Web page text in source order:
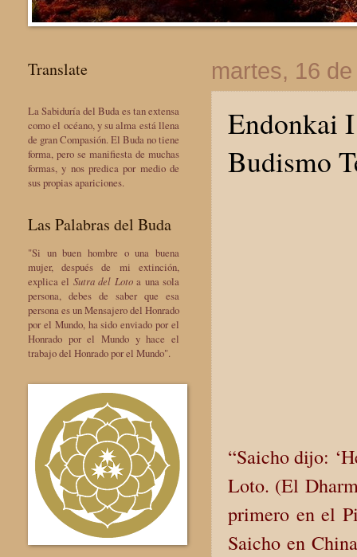
martes, 16
Endonkai
Budismo
“Saicho dijo:
Loto. (El
primero en el
Saicho en
Translate
La Sabiduría del Buda es tan extensa
como el océano, y su alma está llena
de gran Compasión. El Buda no tiene
forma, pero se manifiesta de muchas
formas, y nos predica por medio de
sus propias apariciones.
Las Palabras del Buda
"Si un buen hombre o una buena
mujer, después de mi extinción,
explica el Sutra del Lotoa una sola
persona, debes de saber que esa
persona es un Mensajero del Honrado
por el Mundo, ha sido enviado por el
Honrado por el Mundo y hace el
trabajo del Honrado por el Mundo".